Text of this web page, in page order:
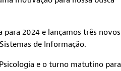
para 2024 e lançamos três novos
de Informação.
e o turno matutino para